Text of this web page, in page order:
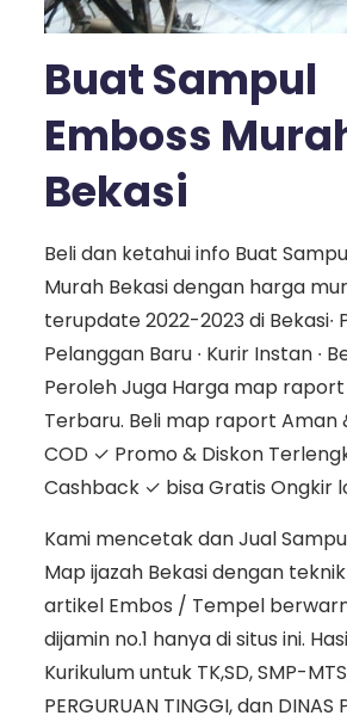
Buat Sampul
Emboss
Bekasi
Beli dan ketahui info Buat
Murah Bekasi dengan harga
terupdate 2022-2023 di Bekasi∙
Pelanggan Baru ∙ Kurir Instan ∙
Peroleh Juga Harga map
Terbaru. Beli map raport Aman
COD ✓ Promo & Diskon
Cashback ✓ bisa Gratis Ongkir
Kami mencetak dan Jual
Map ijazah Bekasi dengan
artikel Embos / Tempel
dijamin no.1 hanya di situs ini.
Kurikulum untuk TK,SD, SMP-
PERGURUAN TINGGI, dan DINAS